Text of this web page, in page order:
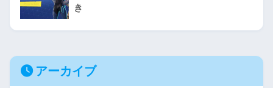
き
アーカイブ